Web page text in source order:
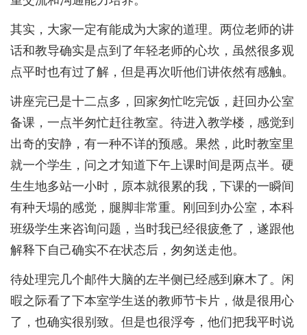
其实，大家一定有能成为大家的道理。两位老师的讲
话和教导确实是点到了年轻老师的心坎，虽然很多观
点平时也有过了解，但是再次听他们讲依然有感触。
讲座完已是十二点多，回家匆忙吃完饭，赶回办公室
备课，一点半匆忙赶往教室。待进入教学楼，感觉到
出奇的安静，有一种不详的预感。果然，此时教室里
就一个学生，问之才知道下午上课时间是两点半。硬
生生地多站一小时，原本就很累的我，下课的一瞬间
有种天塌的感觉，腿脚非常重。刚回到办公室，本科
班级学生来咨询问题，当时我已经很疲惫了，遂跟他
解释下自己确实不在状态后，匆匆送走他。
待处理完几个邮件大脑的左半侧已经感到麻木了。闲
暇之际看了下本室学生送的教师节卡片，做是很用心
了，也确实很别致。但是也很浮夸，他们把我平时说